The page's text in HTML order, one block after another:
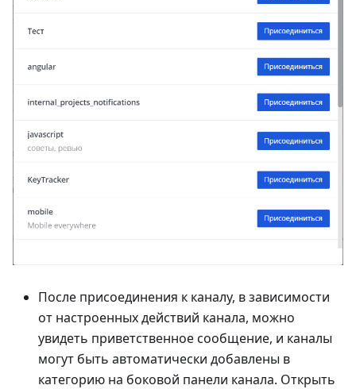
После присоединения к каналу, в зависимости
от настроенных действий канала, можно
увидеть приветственное сообщение, и каналы
могут быть автоматически добавлены в
категорию на боковой панели канала. Открыть